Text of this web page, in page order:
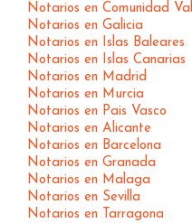
Notarios en Comunidad
Notarios en Galicia
Notarios en Islas Baleares
Notarios en Islas Canarias
Notarios en Madrid
Notarios en Murcia
Notarios en Pais Vasco
Notarios en Alicante
Notarios en Barcelona
Notarios en Granada
Notarios en Malaga
Notarios en Sevilla
Notarios en Tarragona